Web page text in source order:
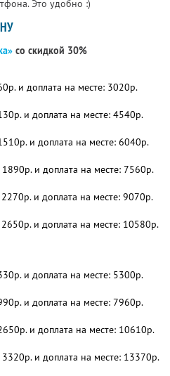
Это удобно :)
со скидкой 30%
и доплата на месте: 3020р.
и доплата на месте: 4540р.
и доплата на месте: 6040р.
и доплата на месте: 7560р.
и доплата на месте: 9070р.
и доплата на месте: 10580р.
и доплата на месте: 5300р.
и доплата на месте: 7960р.
и доплата на месте: 10610р.
и доплата на месте: 13370р.